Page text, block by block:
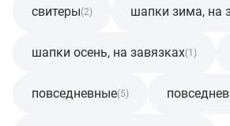
свитеры(2) шапки зима, на
шапки осень, на завязках(1)
повседневные(5)